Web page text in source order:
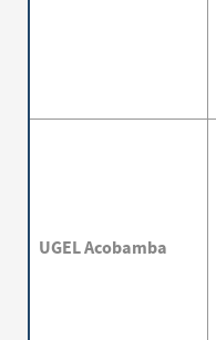
UGEL Acobamba